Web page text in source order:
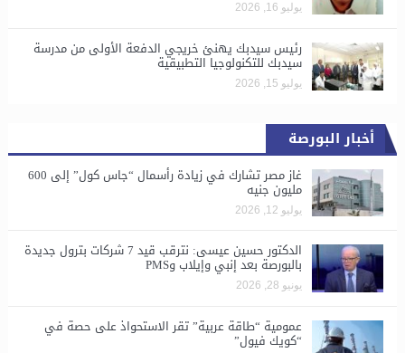
يوليو 16, 2026
رئيس سيدبك يهنئ خريجي الدفعة الأولى من مدرسة
سيدبك للتكنولوجيا التطبيقية
يوليو 15, 2026
أخبار البورصة
غاز مصر تشارك في زيادة رأسمال “جاس كول” إلى 600
مليون جنيه
يوليو 12, 2026
الدكتور حسين عيسى: نترقب قيد 7 شركات بترول جديدة
بالبورصة بعد إنبي وإيلاب وPMS
يونيو 28, 2026
​عمومية “طاقة عربية” تقر الاستحواذ على حصة في
“كويك فيول”